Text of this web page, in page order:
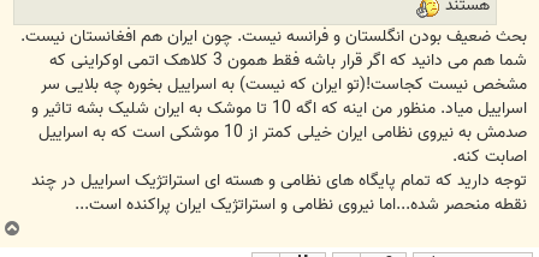
بحث ضعیف بودن انگلستان و فرانسه نیست. چون ایران هم افغانستان نیست.
شما هم می دانید که اگر قرار باشه فقط همون 3 کلاهک اتمی اوکراینی که
مشخص نیست کجاست!(تو ایران که نیست) به اسراییل بخوره چه بلایی سر
اسراییل میاد. منظور من اینه که اگه 10 تا موشک به ایران شلیک بشه تاثیر و
صدمش به نیروی نظامی ایران خیلی کمتر از 10 موشکی است که به اسراییل
اصابت کنه.
توجه دارید که تمام پایگاه های نظامی و هسته ای استراتژیک اسراییل در چند
نقطه منحصر شده...اما نیروی نظامی و استراتژیک ایران پراکنده است...
ب
ا